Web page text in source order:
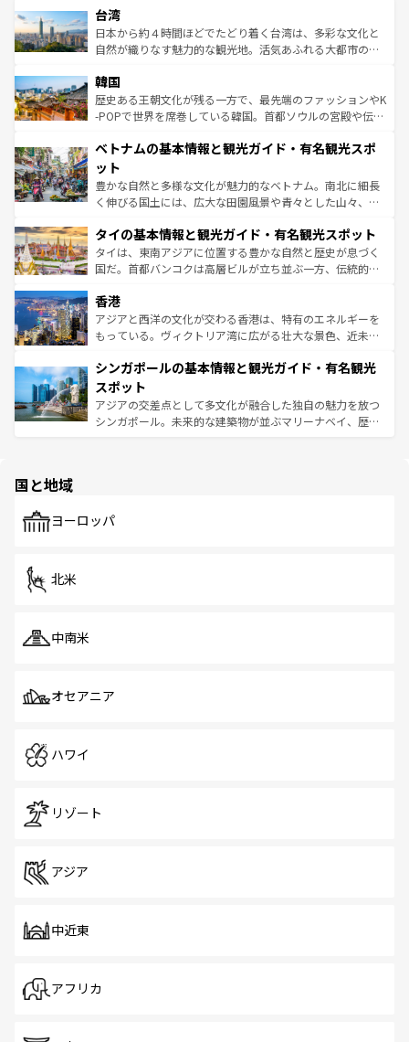
人々、おいしいローカルフードやハワイアンミュージッ
ク、伝統的なフラダンスなど、すべてがハワイの魅力を彩
っている。訪れるたびに新しい発見と感動が待っているハ
はコンテンツ一覧
リアリーフや大陸中央部にそびえるウルル（エアーズロッ
ク）、タスマニアの美しい原生林やケアンズの熱帯雨林な
ど、見どころがたくさん。また、カフェやワイン、オージ
いる。アクティビティも充実しており、サーフィンやダイ
ビング、ハイキングなど、アウトドア好きにはたまらな
い。オーストラリアの多彩な魅力を存分に味わいつくそ
参照してほしい。
台湾
日本から約４時間ほどでたどり着く台湾は、多彩な文化と
自然が織りなす魅力的な観光地。活気あふれる大都市の台
ン）、静ひつな山岳地帯である台湾東部など、都市の喧騒
と山間の静けさが共存しており、訪れる人に新しい発見と
驚きをもたらしてくれる。また、奥深い台湾の食文化も魅
容にもいいと評判のスイーツなど、バラエティ豊かな料理
照してほしい。
韓国
歴史ある王朝文化が残る一方で、最先端のファッションやK
-POPで世界を席巻している韓国。首都ソウルの宮殿や伝統
き、地方に足を延ばせば四季折々の自然美を楽しむことが
できる。そして、キムチや焼肉、絶品のストリートフード
まで、さまざまな韓国料理が待っている。夜には、韓国な
らではのナイトライフも堪能できる。あたたかいホスピタ
わってみてほしい。 なお、新着の韓国情報はコンテンツ一
覧 を参照してほしい。
ベトナムの基本情報と観光ガイド・有名観光スポ
ット
豊かな自然と多様な文化が魅力的なベトナム。南北に細長
く伸びる国土には、広大な田園風景や青々とした山々、世
急速な発展と共に伝統が息づく。ハノイの古い町並みやホ
ーチミン市のフランス統治時代の建物も、独特の雰囲気を
醸し出している。また、バラエティの豊かさとおいしさで
とつ。フォーやバインミー、ベトナムコーヒーなどは、ぜ
ひ現地で味わいたい。どの地域を訪れてもあたたかい人々
が旅行者を迎えてくれるので、きっと忘れられない旅にな
参照してほしい。
タイの基本情報と観光ガイド・有名観光スポット
タイは、東南アジアに位置する豊かな自然と歴史が息づく
国だ。首都バンコクは高層ビルが立ち並ぶ一方、伝統的な
の活気が交差している。北部ではチェンマイなどの山岳地
帯で自然と触れ合い、南部ではプーケットやクラビの美し
いビーチでリゾート気分を楽しむことができる。タイ料理
激する。気候は一年中温暖で、どの季節にも異なる楽しみ
が待っている。親しみやすいタイの人々、仏教を中心とし
た文化、そして多様な観光資源が、訪れる旅人を魅了し続
ける。 なお、新着のタイ情報はコンテンツ一覧を参照して
香港
アジアと西洋の文化が交わる香港は、特有のエネルギーを
もっている。ヴィクトリア湾に広がる壮大な景色、近未来
み、どこを訪れても感動するはず。観光スポットが密集し
ており、効率よく見どころを回れるのも魅力。息をのむよ
うな絶景から文化的な体験まで、香港を存分に楽しみ尽く
そう。 なお、新着の香港情報はコンテンツ一覧を参照して
シンガポールの基本情報と観光ガイド・有名観光
スポット
アジアの交差点として多文化が融合した独自の魅力を放つ
シンガポール。未来的な建築物が並ぶマリーナベイ、歴史
で、ホーカーズは地元の風情を楽しめる外せないスポット
国と地域
ヨーロッパ
北米
中南米
オセアニア
ハワイ
リゾート
アジア
中近東
アフリカ